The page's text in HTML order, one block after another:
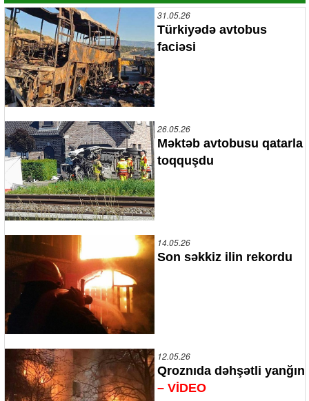
31.05.26
Türkiyədə avtobus
faciəsi
26.05.26
Məktəb avtobusu qatarla
toqquşdu
14.05.26
Son səkkiz ilin rekordu
12.05.26
Qroznıda dəhşətli yanğın
– VİDEO